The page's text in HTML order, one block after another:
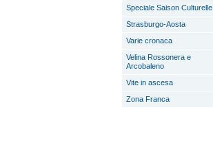
Speciale Saison Culturelle
Strasburgo-Aosta
Varie cronaca
Velina Rossonera e
Arcobaleno
Vite in ascesa
Zona Franca